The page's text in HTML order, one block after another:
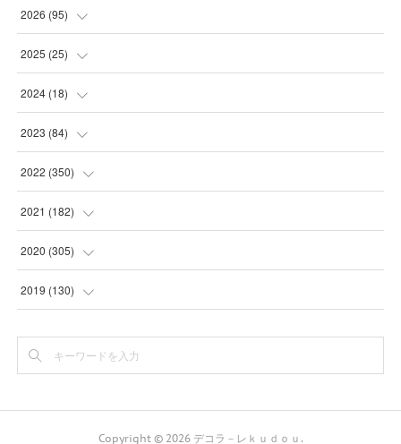
2026 (95)
(5
(31 )
(28
(31
2025 (25)
(3
(19 )
(1)
(1)
2024(18)
(1
(12
(2)
(1)
2023 (84)
(1)
(24
(24
(1)
(1)
2022 (350)
(16
(30
(31
(31)
2021 (182)
(25
(17
(9
2020 (305)
(31
(
2019 (130)
(
Copyright © 2026 デコラ－レｋｕｄｏｕ .